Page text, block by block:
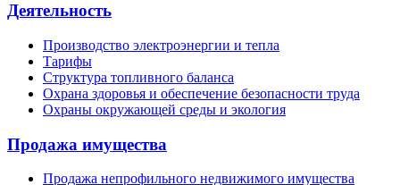
Деятельность
Производство электроэнергии и тепла
Тарифы
Структура топливного баланса
Охрана здоровья и обеспечение безопасности труда
Охраны окружающей среды и экология
Продажа имущества
Продажа непрофильного недвижимого имущества